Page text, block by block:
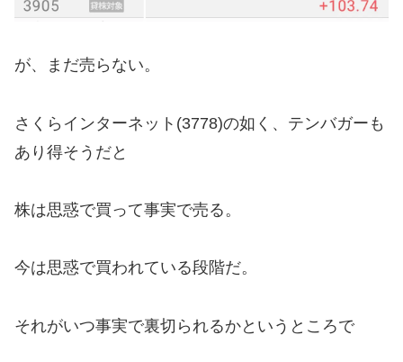
が、まだ売らない。
さくらインターネット(3778)の如く、テンバガーも
あり得そうだと
株は思惑で買って事実で売る。
今は思惑で買われている段階だ。
それがいつ事実で裏切られるかというところで